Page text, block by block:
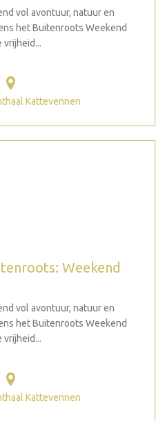
vol avontuur, natuur en
het Buitenroots Weekend
vrijheid...
Kattevennen
Weekend
vol avontuur, natuur en
het Buitenroots Weekend
vrijheid...
Kattevennen